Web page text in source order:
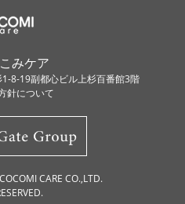
みケア
8-19副都心ビル上杉百番館3階
針について
CARE CO.,LTD.